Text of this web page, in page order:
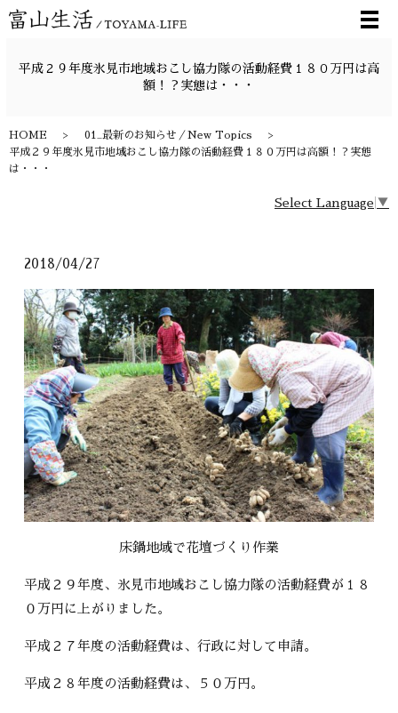
メ
平成２９年度氷見市地域おこし協力隊の活動経費１８０万円は高
額！？実態は・・・
HOME
01_最新のお知らせ／New Topics
平成２９年度氷見市地域おこし協力隊の活動経費１８０万円は高額！？実態
は・・・
Select Language ▼
2018/04/27
床鍋地域で花壇づくり作業
平成２９年度、氷見市地域おこし協力隊の活動経費が１８
０万円に上がりました。
平成２７年度の活動経費は、行政に対して申請。
平成２８年度の活動経費は、５０万円。